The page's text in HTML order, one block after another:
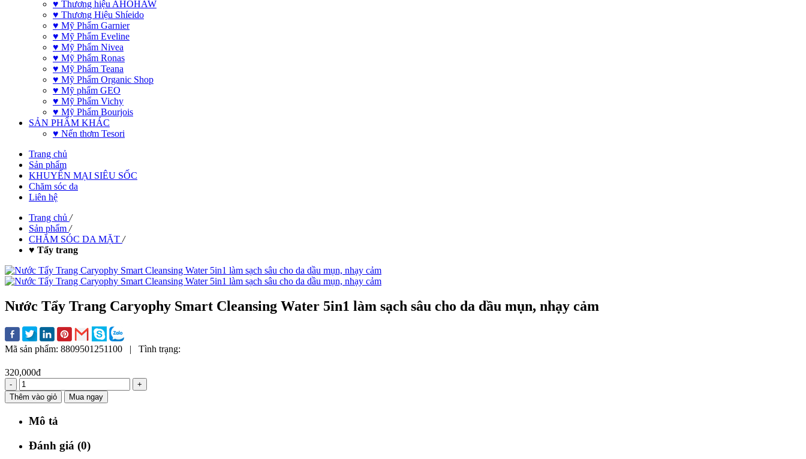
♥ Thương hiệu AHOHAW
♥ Thương Hiệu Shíeido
♥ Mỹ Phẩm Garnier
♥ Mỹ Phẩm Eveline
♥ Mỹ Phẩm Nivea
♥ Mỹ Phẩm Ronas
♥ Mỹ Phẩm Teana
♥ Mỹ Phẩm Organic Shop
♥ Mỹ phẩm GEO
♥ Mỹ Phẩm Vichy
♥ Mỹ Phẩm Bourjois
SẢN PHẨM KHÁC
♥ Nến thơm Tesori
Trang chủ
Sản phẩm
KHUYẾN MẠI SIÊU SỐC
Chăm sóc da
Liên hệ
Trang chủ /
Sản phẩm /
CHĂM SÓC DA MẶT /
♥ Tẩy trang
Nước Tẩy Trang Caryophy Smart Cleansing Water 5in1 làm sạch sâu cho da dầu mụn, nhạy cảm
Mã sản phẩm: 8809501251100 | Tình trạng:
320,000đ
-
+
Thêm vào giỏ
Mua ngay
Mô tả
Đánh giá (0)